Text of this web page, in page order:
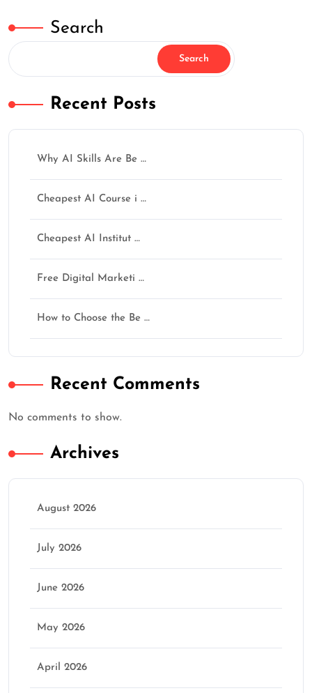
Search
Search
Recent Posts
Why AI Skills Are Be …
Cheapest AI Course i …
Cheapest AI Institut …
Free Digital Marketi …
How to Choose the Be …
Recent Comments
No comments to show.
Archives
August 2026
July 2026
June 2026
May 2026
April 2026